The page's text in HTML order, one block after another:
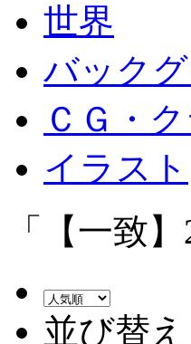
世界
バック
ＣＧ・
イラスト
「【一致
並び替え